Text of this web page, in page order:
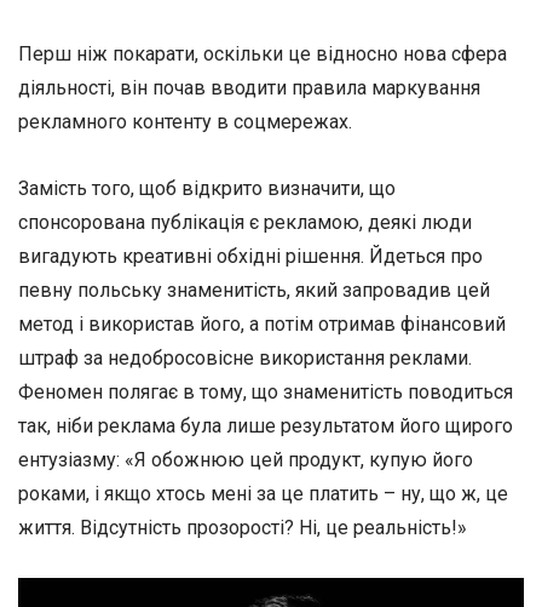
Перш ніж покарати, оскільки це відносно нова сфера
діяльності, він почав вводити правила маркування
рекламного контенту в соцмережах.
Замість того, щоб відкрито визначити, що
спонсорована публікація є рекламою, деякі люди
вигадують креативні обхідні рішення. Йдеться про
певну польську знаменитість, який запровадив цей
метод і використав його, а потім отримав фінансовий
штраф за недобросовісне використання реклами.
Феномен полягає в тому, що знаменитість поводиться
так, ніби реклама була лише результатом його щирого
ентузіазму: «Я обожнюю цей продукт, купую його
роками, і якщо хтось мені за це платить – ну, що ж, це
життя. Відсутність прозорості? Ні, це реальність!»